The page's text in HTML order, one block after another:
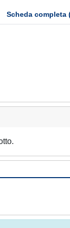
Scheda completa